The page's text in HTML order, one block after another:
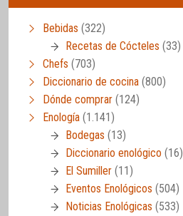
Bebidas (322)
Recetas de Cócteles (33)
Chefs (703)
Diccionario de cocina (800)
Dónde comprar (124)
Enología (1.141)
Bodegas (13)
Diccionario enológico (16)
El Sumiller (11)
Eventos Enológicos (504)
Noticias Enológicas (533)